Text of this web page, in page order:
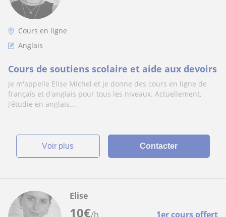
Cours en ligne
Anglais
Cours de soutiens scolaire et aide aux devoirs
Je m'appelle Elise Michel et je donne des cours en ligne de
français et d'anglais pour tous les niveaux. Actuellement,
j’étudie en anglais,...
voir plus Contacter
10€/h 1er cours offert
Elise